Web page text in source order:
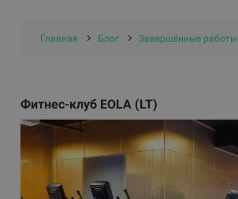
Главная Блог Завершённые работы
Фитнес-клуб EOLA (LT)